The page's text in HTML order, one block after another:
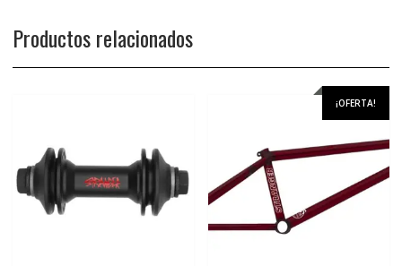
Productos relacionados
¡OFERTA!